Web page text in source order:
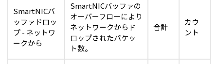
SmartNICバ
ッファドロッ
プ - ネットワ
ークから
SmartNICバッファの
オーバーフローにより
ネットワークからド
ロップされたパケッ
ト数。
合計
カウ
ント